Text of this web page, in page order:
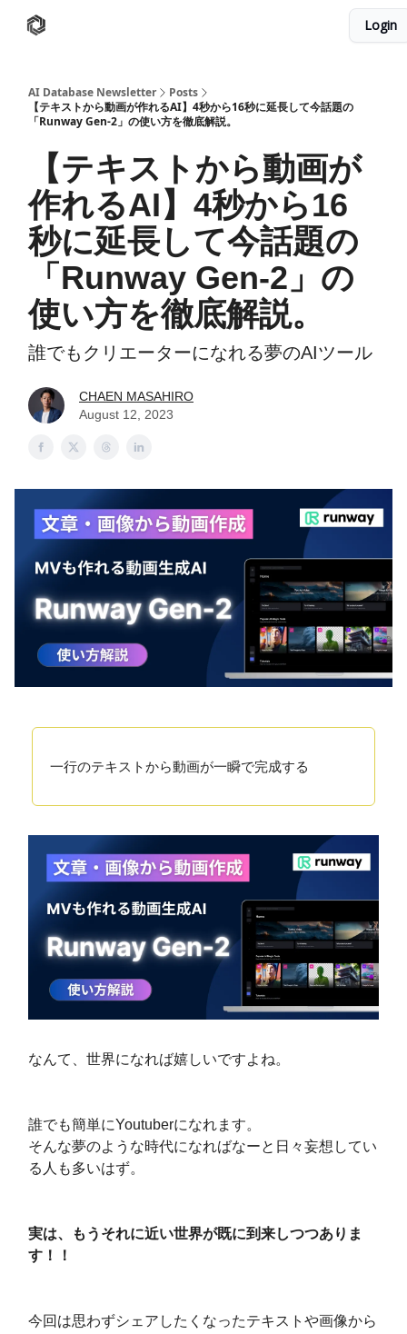
Login
AI Database Newsletter
Posts
【テキストから動画が作れるAI】4秒から16秒に延長して今話題の
「Runway Gen-2」の使い方を徹底解説。
【テキストから動画が
作れるAI】4秒から16
秒に延長して今話題の
「Runway Gen-2」の
使い方を徹底解説。
誰でもクリエーターになれる夢のAIツール
CHAEN MASAHIRO
August 12, 2023
一行のテキストから動画が一瞬で完成する
なんて、世界になれば嬉しいですよね。
誰でも簡単にYoutuberになれます。
そんな夢のような時代になればなーと日々妄想してい
る人も多いはず。
実は、もうそれに近い世界が既に到来しつつありま
す！！
今回は思わずシェアしたくなったテキストや画像から